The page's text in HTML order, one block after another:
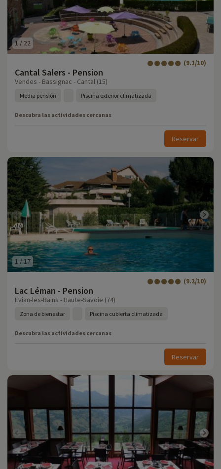
1 / 22
Cantal Salers - Pension
(9.1/10)
Vendes - Bassignac - Cantal (15)
Media pensión Piscina exterior climatizada
Descubra las actividades cercanas
Reservar
1 /17
Lac Léman - Pension
(9.2/10)
Evian-les-Bains - Haute-Savoie (74)
Zona de bienestar Piscina cubierta climatizada
Descubra las actividades cercanas
Reservar